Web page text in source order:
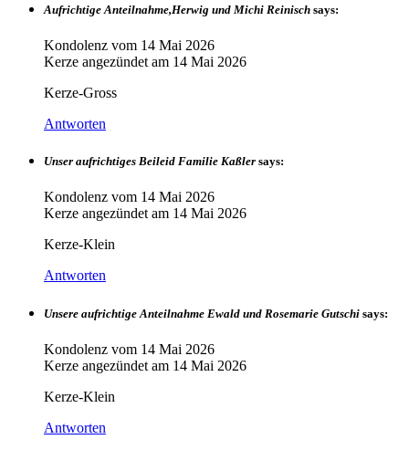
Aufrichtige Anteilnahme,Herwig und Michi Reinisch says:
Kondolenz vom 14 Mai 2026
Kerze angezündet am 14 Mai 2026
Kerze-Gross
Antworten
Unser aufrichtiges Beileid Familie Kaßler says:
Kondolenz vom 14 Mai 2026
Kerze angezündet am 14 Mai 2026
Kerze-Klein
Antworten
Unsere aufrichtige Anteilnahme Ewald und Rosemarie Gutschi says:
Kondolenz vom 14 Mai 2026
Kerze angezündet am 14 Mai 2026
Kerze-Klein
Antworten